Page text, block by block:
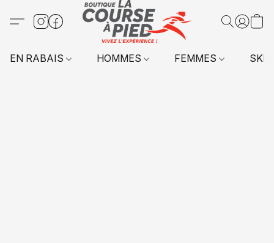
EN RABAIS HOMMES FEMMES SKI